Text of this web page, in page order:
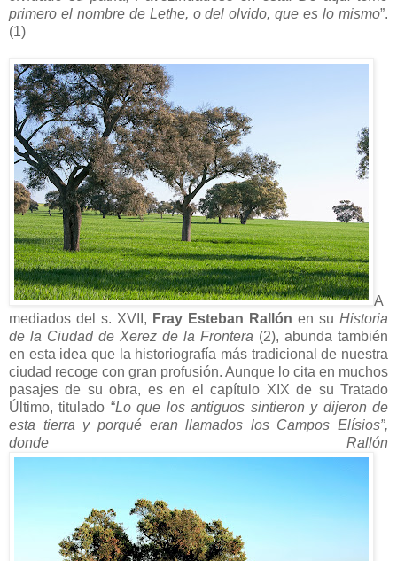
primero el nombre de Lethe, o del olvido, que es lo mismo”.
(1)
A
mediados del s. XVII, Fray Esteban Rallón en su Historia
de la Ciudad de Xerez de la Frontera (2), abunda también
en esta idea que la historiografía más tradicional de nuestra
ciudad recoge con gran profusión. Aunque lo cita en muchos
pasajes de su obra, es en el capítulo XIX de su Tratado
Último, titulado “Lo que los antiguos sintieron y dijeron de
esta tierra y porqué eran llamados los Campos Elísios”,
donde Rallón